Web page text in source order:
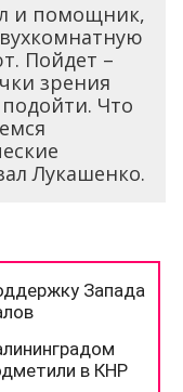
и помощник,
Пойдет –
зрения
Что
Лукашенко.